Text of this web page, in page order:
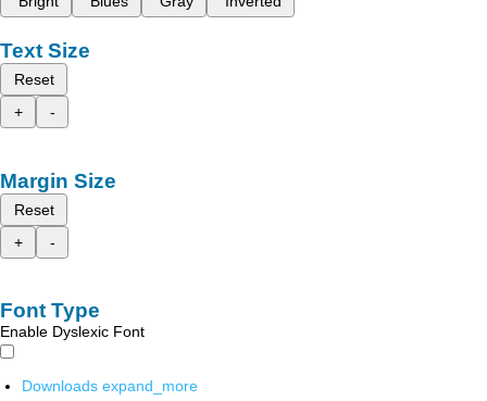
Text Size
Reset
+
-
Margin Size
Reset
+
-
Font Type
Enable Dyslexic Font
Downloads expand_more